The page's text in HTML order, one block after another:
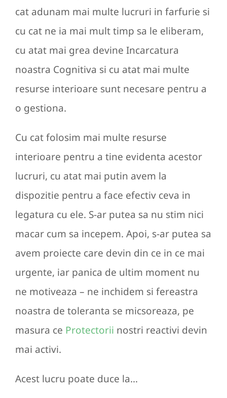
cat adunam mai multe lucruri in farfurie si
cu cat ne ia mai mult timp sa le eliberam,
cu atat mai grea devine Incarcatura
noastra Cognitiva si cu atat mai multe
resurse interioare sunt necesare pentru a
o gestiona.
Cu cat folosim mai multe resurse
interioare pentru a tine evidenta acestor
lucruri, cu atat mai putin avem la
dispozitie pentru a face efectiv ceva in
legatura cu ele. S-ar putea sa nu stim nici
macar cum sa incepem. Apoi, s-ar putea sa
avem proiecte care devin din ce in ce mai
urgente, iar panica de ultim moment nu
ne motiveaza – ne inchidem si fereastra
noastra de toleranta se micsoreaza, pe
masura ce Protectorii nostri reactivi devin
mai activi.
Acest lucru poate duce la…